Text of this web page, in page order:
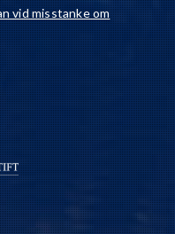
vid misstanke om